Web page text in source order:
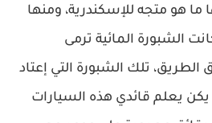
ما هو متجه للإسكندرية، ومنها
الشبورة المائية ترمى
الطريق، تلك الشبورة التي إعتاد
يعلم قائدي هذه السيارات